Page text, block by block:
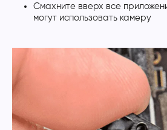
Смахните вверх все
могут использовать камеру